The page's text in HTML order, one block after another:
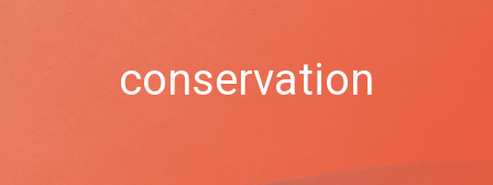
conservation